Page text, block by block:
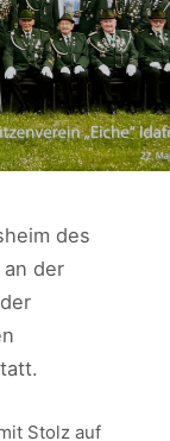
des
der
Stolz auf